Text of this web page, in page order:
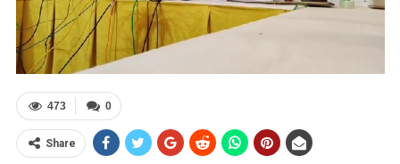
0
473
Share